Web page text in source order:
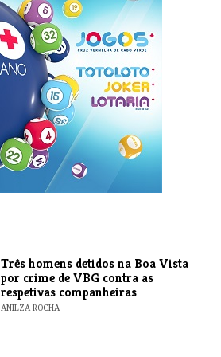
Três homens detidos na Boa Vista
por crime de VBG contra as
respetivas companheiras
ANILZA ROCHA